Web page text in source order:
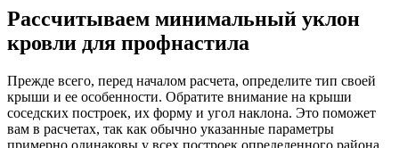
Рассчитываем минимальный уклон
кровли для профнастила
Прежде всего, перед началом расчета, определите тип своей
крыши и ее особенности. Обратите внимание на крыши
соседских построек, их форму и угол наклона. Это поможет
вам в расчетах, так как обычно указанные параметры